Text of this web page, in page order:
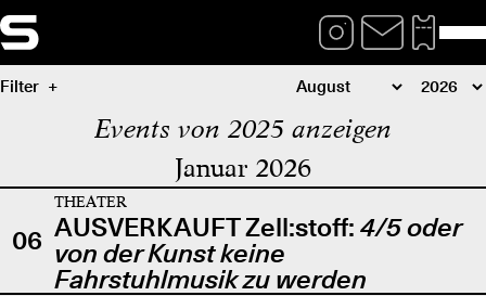
Filter
Events von 2025 anzeigen
Januar 2026
06
THEATER
AUSVERKAUFT Zell:stoff: 4/5 oder
von der Kunst keine
Fahrstuhlmusik zu werden